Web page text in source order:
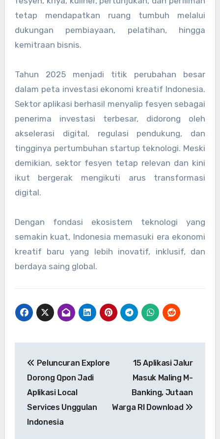
tetap mendapatkan ruang tumbuh melalui
dukungan pembiayaan, pelatihan, hingga
kemitraan bisnis.
Tahun 2025 menjadi titik perubahan besar
dalam peta investasi ekonomi kreatif Indonesia.
Sektor aplikasi berhasil menyalip fesyen sebagai
penerima investasi terbesar, didorong oleh
akselerasi digital, regulasi pendukung, dan
tingginya pertumbuhan startup teknologi. Meski
demikian, sektor fesyen tetap relevan dan kini
ikut bergerak mengikuti arus transformasi
digital.
Dengan fondasi ekosistem teknologi yang
semakin kuat, Indonesia memasuki era ekonomi
kreatif baru yang lebih inovatif, inklusif, dan
berdaya saing global.
pos
Peluncuran Explore
Dorong Qpon Jadi
Aplikasi Local
Services Unggulan
Indonesia
15 Aplikasi Jalur
Masuk Maling M-
Banking, Jutaan
Warga RI Download